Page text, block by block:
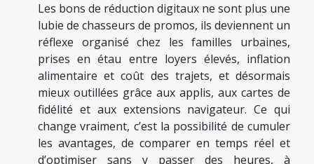
Les bons de réduction digitaux ne sont plus une
lubie de chasseurs de promos, ils deviennent un
réflexe organisé chez les familles urbaines,
prises en étau entre loyers élevés, inflation
alimentaire et coût des trajets, et désormais
mieux outillées grâce aux applis, aux cartes de
fidélité et aux extensions navigateur. Ce qui
change vraiment, c’est la possibilité de cumuler
les avantages, de comparer en temps réel et
d’optimiser sans y passer des heures, à